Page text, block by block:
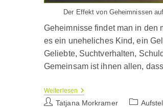
Der Effekt von Geheimnissen
Geheimnisse findet man in den
es ein uneheliches Kind, ein
Geliebte, Suchtverhalten,
Gemeinsam ist ihnen allen,
Weiterlesen Familiengeheimnisse
Beitrags-
Tatjana Morkramer
Beitrags-